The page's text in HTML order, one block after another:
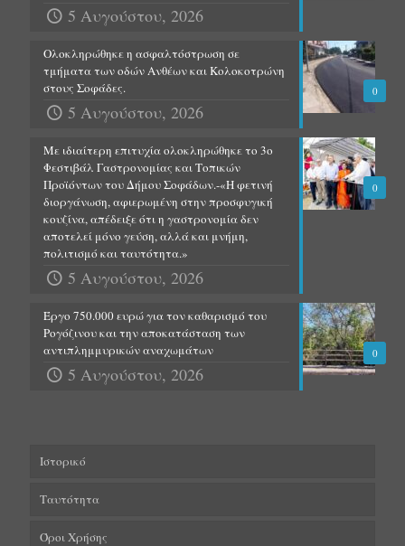
5 Αυγούστου, 2026
0
Ολοκληρώθηκε η ασφαλτόστρωση σε
τμήματα των οδών Ανθέων και Κολοκοτρώνη
στους Σοφάδες.
5 Αυγούστου, 2026
0
Με ιδιαίτερη επιτυχία ολοκληρώθηκε το 3ο
Φεστιβάλ Γαστρονομίας και Τοπικών
Προϊόντων του Δήμου Σοφάδων.-«Η φετινή
διοργάνωση, αφιερωμένη στην προσφυγική
κουζίνα, απέδειξε ότι η γαστρονομία δεν
αποτελεί μόνο γεύση, αλλά και μνήμη,
πολιτισμό και ταυτότητα.»
5 Αυγούστου, 2026
0
Έργο 750.000 ευρώ για τον καθαρισμό του
Ρογόζινου και την αποκατάσταση των
αντιπλημμυρικών αναχωμάτων
5 Αυγούστου, 2026
Ιστορικό
Ταυτότητα
Όροι Χρήσης